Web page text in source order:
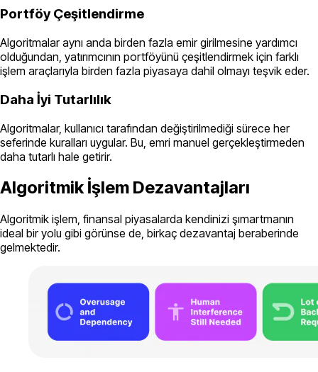
Portföy Çeşitlendirme
Algoritmalar aynı anda birden fazla emir girilmesine yardımcı
olduğundan, yatırımcının portföyünü çeşitlendirmek için farklı
işlem araçlarıyla birden fazla piyasaya dahil olmayı teşvik eder.
Daha İyi Tutarlılık
Algoritmalar, kullanıcı tarafından değiştirilmediği sürece her
seferinde kuralları uygular. Bu, emri manuel gerçekleştirmeden
daha tutarlı hale getirir.
Algoritmik İşlem Dezavantajları
Algoritmik işlem, finansal piyasalarda kendinizi şımartmanın
ideal bir yolu gibi görünse de, birkaç dezavantaj beraberinde
gelmektedir.